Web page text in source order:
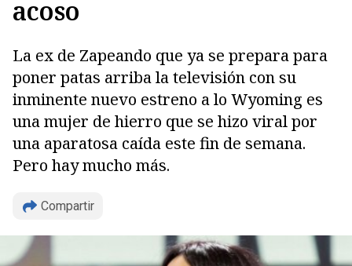
acoso
La ex de Zapeando que ya se prepara para
poner patas arriba la televisión con su
inminente nuevo estreno a lo Wyoming es
una mujer de hierro que se hizo viral por
una aparatosa caída este fin de semana.
Pero hay mucho más.
Compartir